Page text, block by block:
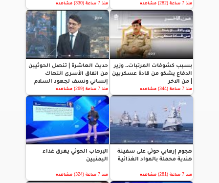
منذ 7 ساعة (282) مشاهده منذ 7 ساعة (330) مشاهده
بسبب كشوفات المرتبات.. وزير
الدفاع يشكو من قادة عسكريين
| من الاخر
منذ 7 ساعة (344) مشاهده
حديث العاشرة | تنصل الحوثيين
من اتفاق الأسرى انتهاك
إنساني ونسف لجهود السلام
منذ 7 ساعة (269) مشاهده
هجوم إرهابي حوثي على سفينة
هندية محملة بالمواد الغذائية
منذ 7 ساعة (281) مشاهده
الإرهاب الحوثي يغرق غذاء
اليمنيين
منذ 7 ساعة (324) مشاهده